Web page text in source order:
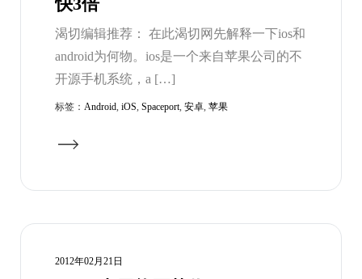
快3倍
渴切编辑推荐： 在此渴切网先解释一下ios和
android为何物。ios是一个来自苹果公司的不
开源手机系统，a […]
标签： Android, iOS, Spaceport, 安卓, 苹果
2012年02月21日